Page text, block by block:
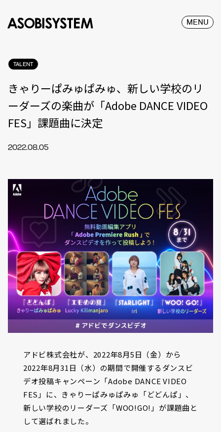
MENU
TALENT
きゃりーぱみゅぱみゅ、新しい学校のリ
ーダーズの楽曲が「Adobe DANCE VIDEO
FES」課題曲に決定
2022.08.05
アドビ株式会社が、2022年8月5日（金）から
2022年8月31日（水）の期間で開催するダンスビ
デオ投稿キャンペーン「Adobe DANCE VIDEO
FES」に、きゃりーぱみゅぱみゅ「どどんぱ」、
新しい学校のリーダーズ「WOO!GO!」が課題曲と
して選ばれました。